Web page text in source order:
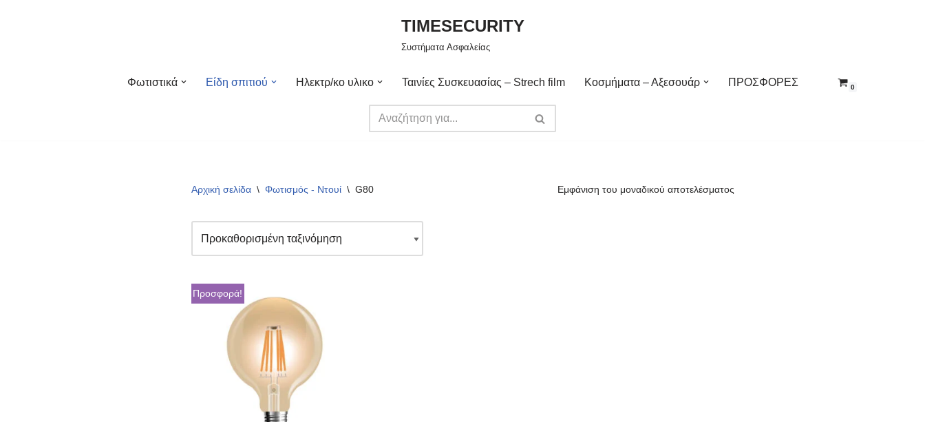
TIMESECURITY
Συστήματα Ασφαλείας
Φωτιστικά Είδη σπιτιού Ηλεκτρ/κο υλικο Ταινίες Συσκευασίας – Strech film Κοσμήματα – Αξεσουάρ ΠΡΟΣΦΟΡΕΣ 0
Αρχική σελίδα \ Φωτισμός - Ντουί \ G80 Εμφάνιση του μοναδικού αποτελέσματος
Προσφορά!